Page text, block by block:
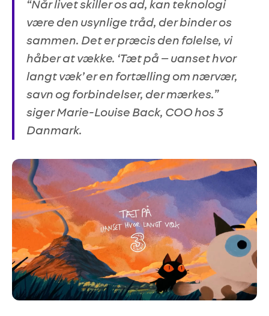
“Når livet skiller os ad, kan teknologi
være den usynlige tråd, der binder os
sammen. Det er præcis den følelse, vi
håber at vække. ‘Tæt på – uanset hvor
langt væk’ er en fortælling om nærvær,
savn og forbindelser, der mærkes.”
siger Marie-Louise Back, COO hos 3
Danmark.